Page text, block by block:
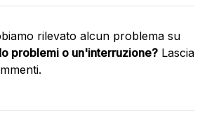
rilevato alcun problema su
problemi o un'interruzione? Lascia